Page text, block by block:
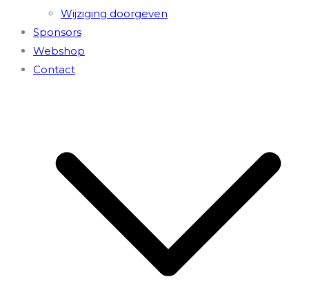
Wijziging doorgeven
Sponsors
Webshop
Contact